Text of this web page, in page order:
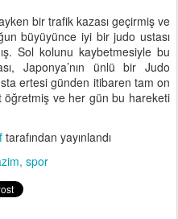
bir trafik kazası geçirmiş ve
büyüyünce iyi bir judo ustası
Sol kolunu kaybetmesiyle bu
Japonya’nın ünlü bir Judo
ertesi günden itibaren tam on
öğretmiş ve her gün bu hareketi
tarafından yayınlandı
spor